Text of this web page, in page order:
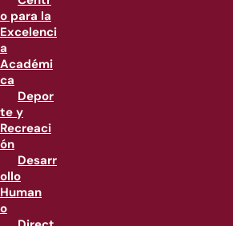
o para la
Excelenci
a
Académi
ca
Depor
te y
Recreaci
ón
Desarr
ollo
Human
o